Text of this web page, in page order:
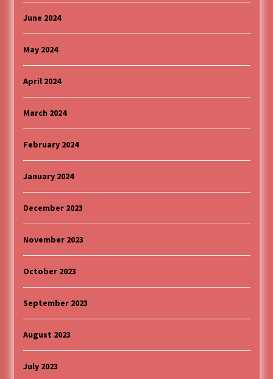
June 2024
May 2024
April 2024
March 2024
February 2024
January 2024
December 2023
November 2023
October 2023
September 2023
August 2023
July 2023